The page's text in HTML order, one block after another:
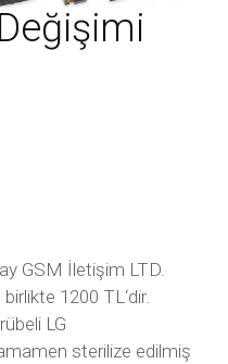
GSM İletişim LTD.
1200 TL‘dir.
LG
sterilize edilmiş